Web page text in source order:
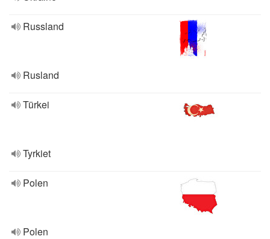
Russland
Rusland
Türkei
Tyrkiet
Polen
Polen